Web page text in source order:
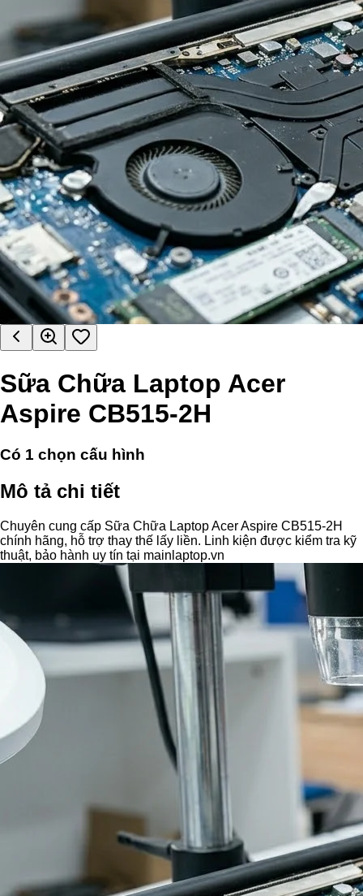
Sữa Chữa Laptop Acer
Aspire CB515-2H
Có 1 chọn cấu hình
Mô tả chi tiết
Chuyên cung cấp Sữa Chữa Laptop Acer Aspire CB515-2H
chính hãng, hỗ trợ thay thế lấy liền. Linh kiện được kiểm tra kỹ
thuật, bảo hành uy tín tại mainlaptop.vn